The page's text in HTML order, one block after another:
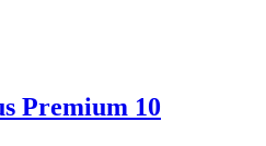
Premium 10